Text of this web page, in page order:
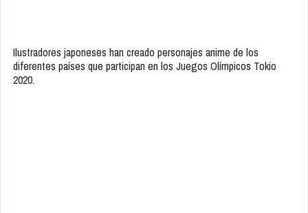
Ilustradores japoneses han creado personajes anime de los
diferentes países que participan en los Juegos Olímpicos Tokio
2020.